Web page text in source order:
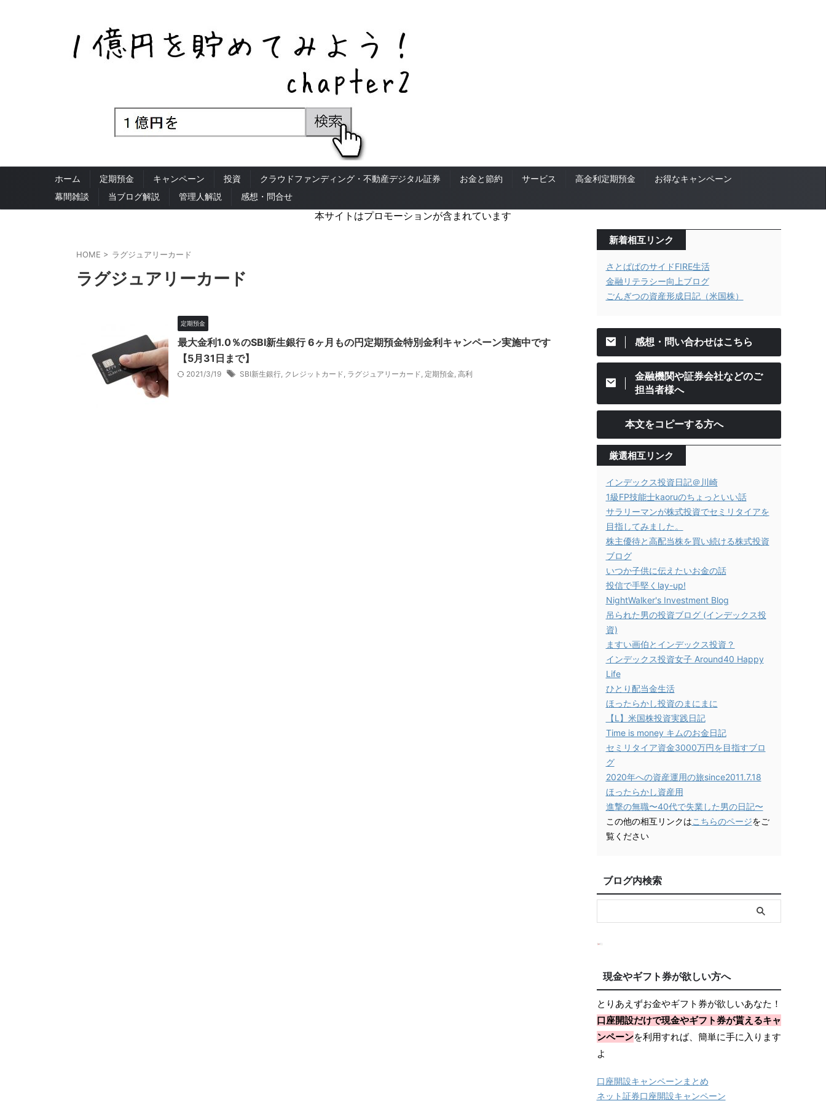
ホーム 定期預金 キャンペーン 投資 クラウドファンディング・不動産デジタル証券 お金と節約 サービス 高金利定期預金
お得なキャンペーン
幕間雑談
当ブログ解説 管理人解説 感想・問合せ
本サイトはプロモーションが含まれています
HOME > ラグジュアリーカード
ラグジュアリーカード
定期預金
最大金利1.0％のSBI新生銀行 6ヶ月もの円定期預金特別金利キャンペーン実施中です
【5月31日まで】
2021/3/19 SBI新生銀行, クレジットカード, ラグジュアリーカード, 定期預金, 高利
新着相互リンク
さとぱぱのサイドFIRE生活
金融リテラシー向上ブログ
ごんぎつの資産形成日記（米国株）
感想・問い合わせはこちら
金融機関や証券会社などのご
担当者様へ
本文をコピーする方へ
厳選相互リンク
インデックス投資日記＠川崎
1級FP技能士kaoruのちょっといい話
サラリーマンが株式投資でセミリタイアを
目指してみました。
株主優待と高配当株を買い続ける株式投資
ブログ
いつか子供に伝えたいお金の話
投信で手堅くlay-up!
NightWalker's Investment Blog
吊られた男の投資ブログ (インデックス投
資)
ますい画伯とインデックス投資？
インデックス投資女子 Around40 Happy
Life
ひとり配当金生活
ほったらかし投資のまにまに
【L】米国株投資実践日記
Time is money キムのお金日記
セミリタイア資金3000万円を目指すブロ
グ
2020年への資産運用の旅since2011.7.18
ほったらかし資産用
進撃の無職〜40代で失業した男の日記〜
この他の相互リンクはこちらのページをご
覧ください
ブログ内検索
現金やギフト券が欲しい方へ
とりあえずお金やギフト券が欲しいあなた！
口座開設だけで現金やギフト券が貰えるキャ
ンペーンを利用すれば、簡単に手に入ります
よ
口座開設キャンペーンまとめ
ネット証券口座開設キャンペーン